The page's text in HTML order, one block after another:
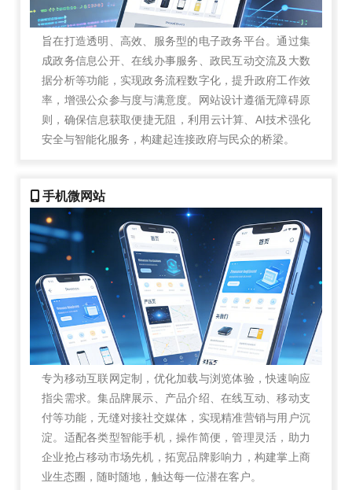
旨在打造透明、高效、服务型的电子政务平台。通过集
成政务信息公开、在线办事服务、政民互动交流及大数
据分析等功能，实现政务流程数字化，提升政府工作效
率，增强公众参与度与满意度。网站设计遵循无障碍原
则，确保信息获取便捷无阻，利用云计算、AI技术强化
安全与智能化服务，构建起连接政府与民众的桥梁。
手机微网站
专为移动互联网定制，优化加载与浏览体验，快速响应
指尖需求。集品牌展示、产品介绍、在线互动、移动支
付等功能，无缝对接社交媒体，实现精准营销与用户沉
淀。适配各类型智能手机，操作简便，管理灵活，助力
企业抢占移动市场先机，拓宽品牌影响力，构建掌上商
业生态圈，随时随地，触达每一位潜在客户。